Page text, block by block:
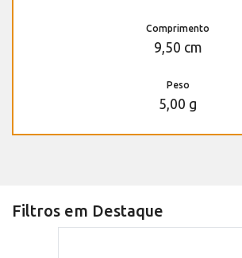
Comprimento
9,50 cm
Peso
5,00 g
Filtros em Destaque